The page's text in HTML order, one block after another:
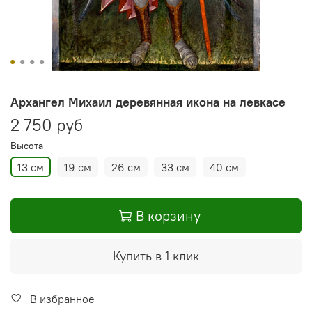
Архангел Михаил деревянная икона на левкасе
2 750 руб
Высота
13 см 19 см 26 см 33 см 40 см
В корзину
Купить в 1 клик
В избранное